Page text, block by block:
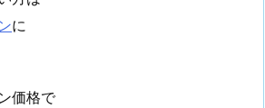
に
価格で